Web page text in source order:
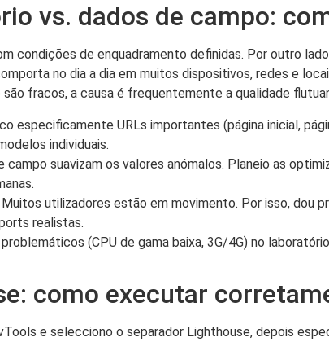
vs. dados de campo:
condições de enquadramento definidas. Por outro
no dia a dia em muitos dispositivos, redes e
fracos, a causa é frequentemente a qualidade
especificamente URLs importantes (página inicial,
individuais.
campo suavizam os valores anómalos. Planeio as
Muitos utilizadores estão em movimento. Por isso, dou
realistas.
(CPU de gama baixa, 3G/4G) no
como executar
e selecciono o separador Lighthouse, depois